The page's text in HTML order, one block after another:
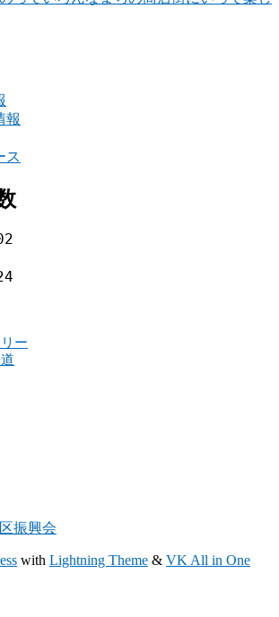
報
ス
ー
振興会
with Lightning Theme & VK All in One